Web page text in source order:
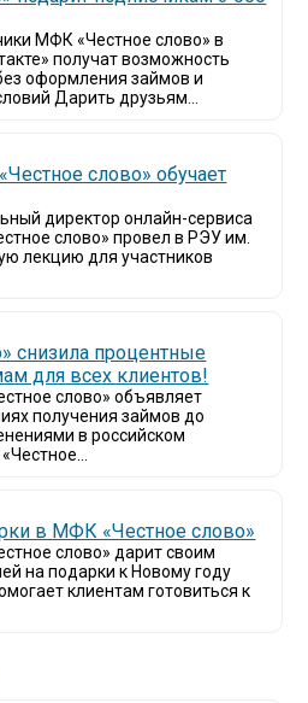
МФК «Честное слово» в
получат возможность
оформления займов и
Дарить друзьям...
слово» обучает
директор онлайн-сервиса
слово» провел в РЭУ им.
лекцию для участников
снизила процентные
для всех клиентов!
слово» объявляет
получения займов до
в российском
в МФК «Честное слово»
слово» дарит своим
на подарки к Новому году
клиентам готовиться к